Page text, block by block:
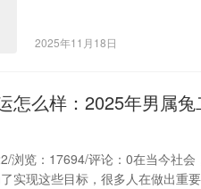
月14日星期三农历日期：20
2025年11月18日
怎么样：2025年男属
浏览：17694/评论：0在当今社
实现这些目标，很多人在做出重